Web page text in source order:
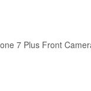
7 Plus Front